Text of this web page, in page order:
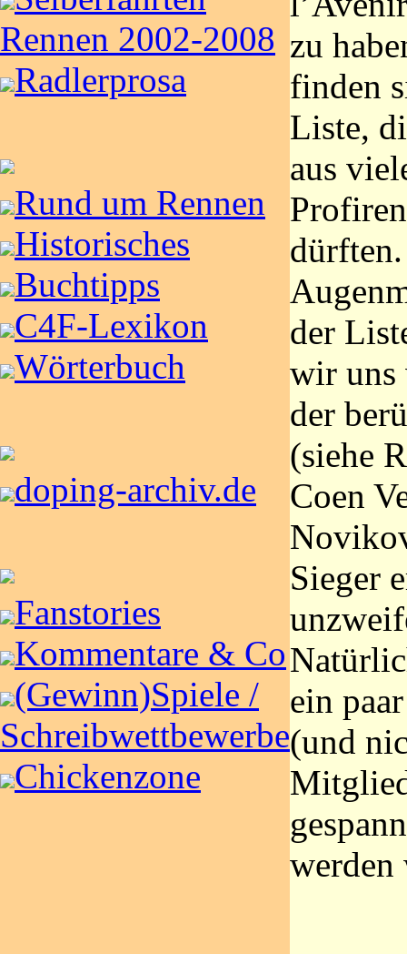
Rennen 2002-2008
Radlerprosa
Rund um Rennen
Historisches
Buchtipps
C4F-Lexikon
Wörterbuch
doping-archiv.de
Fanstories
Kommentare & Co
(Gewinn)Spiele /
Schreibwettbewerbe
Chickenzone
zu
finden
Liste,
aus
der
wir uns
der
(siehe
Coen
Sieger
ein
(und